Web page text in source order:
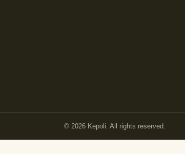
© 2026 Kepoli. All rights reserved.